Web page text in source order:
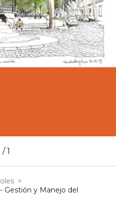
/1
>
Gestión y Manejo del